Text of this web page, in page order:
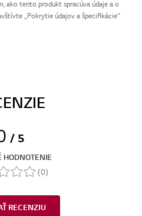
ako tento produkt spracúva údaje a o
„Pokrytie údajov a špecifikácie“
/ 5
HODNOTENIE
(0)
RECENZIU